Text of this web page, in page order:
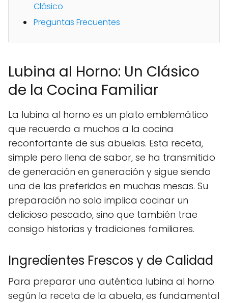
Clásico
Preguntas Frecuentes
Lubina al Horno: Un Clásico
de la Cocina Familiar
La lubina al horno es un plato emblemático
que recuerda a muchos a la cocina
reconfortante de sus abuelas. Esta receta,
simple pero llena de sabor, se ha transmitido
de generación en generación y sigue siendo
una de las preferidas en muchas mesas. Su
preparación no solo implica cocinar un
delicioso pescado, sino que también trae
consigo historias y tradiciones familiares.
Ingredientes Frescos y de Calidad
Para preparar una auténtica lubina al horno
según la receta de la abuela, es fundamental